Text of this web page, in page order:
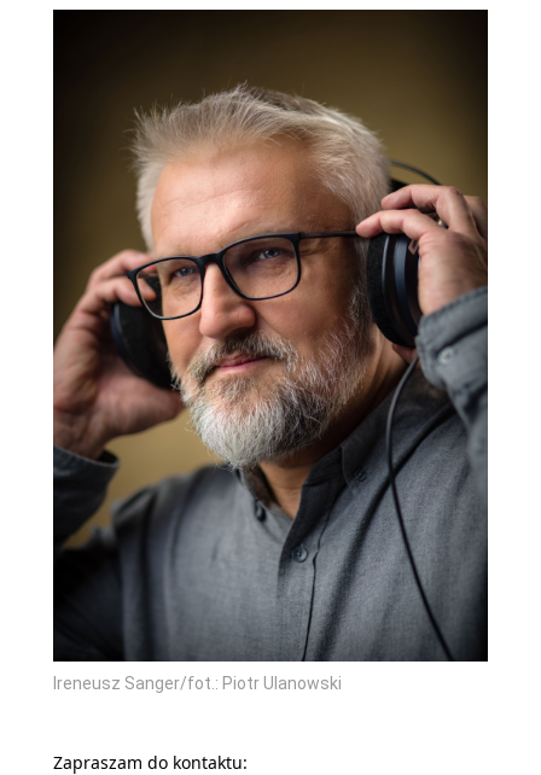
Ireneusz Sanger/fot.: Piotr Ulanowski
Zapraszam do kontaktu: